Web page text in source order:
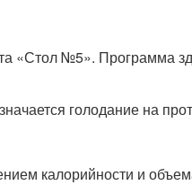
«Стол №5». Программа
голодание на
калорийности и